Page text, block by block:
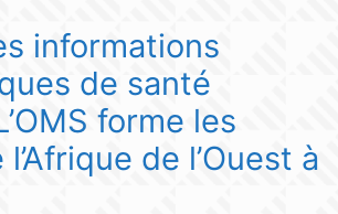
informations
de santé
forme les
de l’Ouest à